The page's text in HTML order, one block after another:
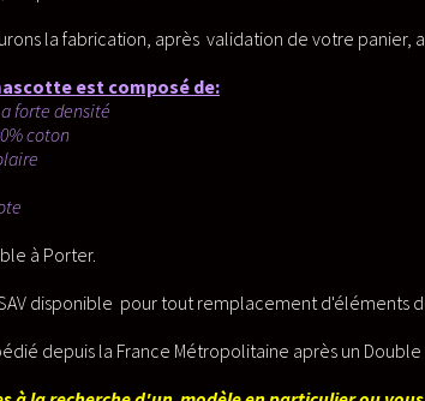
votre panier, ainsi que l'envoi suivi jusqu’à votre
d'éléments détériorer par l'usure.
après un Double Contrôle Qualitatif et Quantitatif.